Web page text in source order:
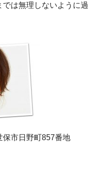
は無理しないように過
市日野町857番地